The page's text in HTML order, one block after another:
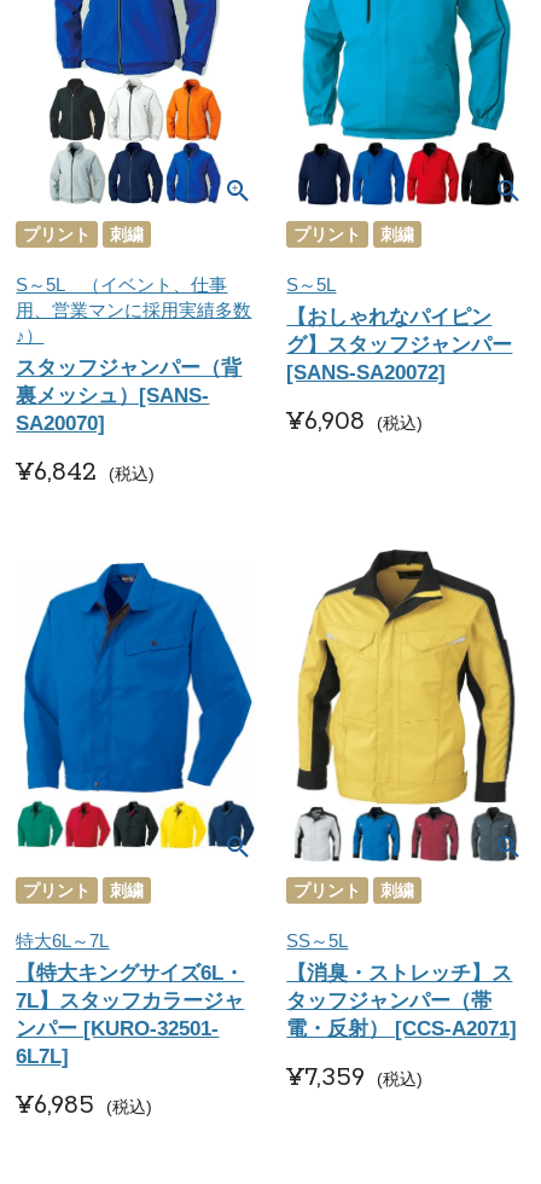
プリント 刺繍
S～5L （イベント、仕事
用、営業マンに採用実績多数
♪）
スタッフジャンパー（背
裏メッシュ）[SANS-
SA20070]
¥6,842 税込
プリント 刺繍
S～5L
【おしゃれなパイピン
グ】スタッフジャンパー
[SANS-SA20072]
¥6,908 税込
プリント 刺繍
特大6L～7L
【特大キングサイズ6L・
7L】スタッフカラージャ
ンパー [KURO-32501-
6L7L]
¥6,985 税込
プリント 刺繍
SS～5L
【消臭・ストレッチ】ス
タッフジャンパー（帯
電・反射） [CCS-A2071]
¥7,359 税込